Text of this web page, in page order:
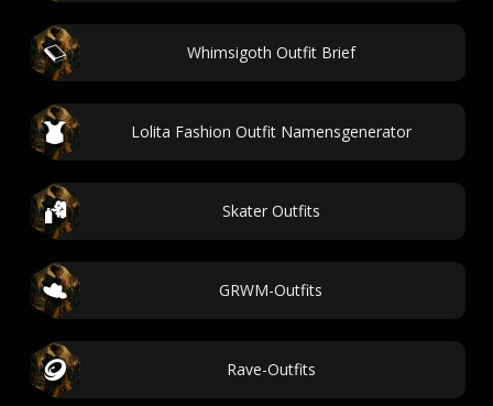
Whimsigoth Outfit Brief
Lolita Fashion Outfit Namensgenerator
Skater Outfits
GRWM-Outfits
Rave-Outfits